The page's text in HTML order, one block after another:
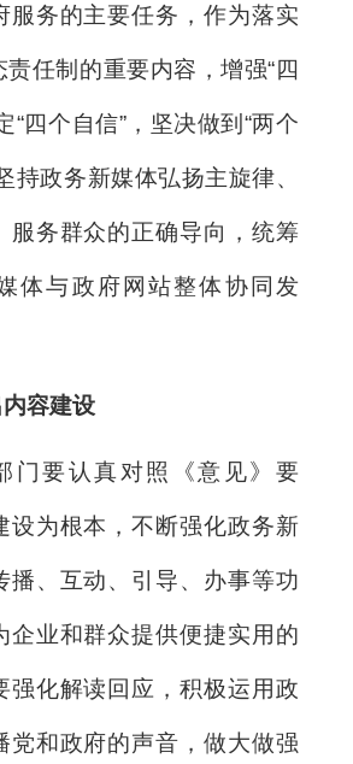
服务的主要任务，作为落实
责任制的重要内容，增强“四
“四个自信”，坚决做到“两个
持政务新媒体弘扬主旋律、
服务群众的正确导向，统筹
体与政府网站整体协同发
容建设
门要认真对照《意见》要
设为根本，不断强化政务新
播、互动、引导、办事等功
企业和群众提供便捷实用的
强化解读回应，积极运用政
党和政府的声音，做大做强